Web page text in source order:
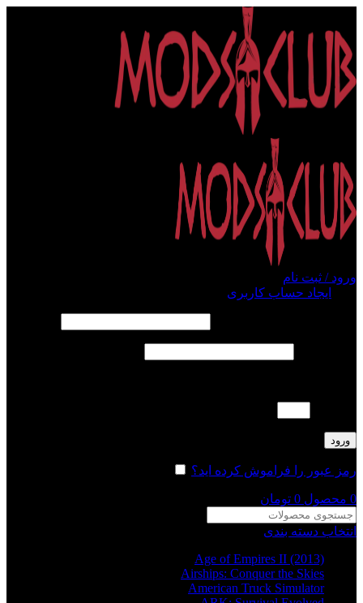
ورود / ثبت نام
ایجاد حساب کاربری
ورود
رمز عبور را فراموش کرده اید؟
0 محصول 0 تومان
انتخاب دسته بندی
Age of Empires II (2013)
Airships: Conquer the Skies
American Truck Simulator